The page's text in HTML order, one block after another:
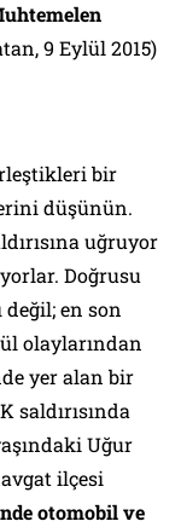
, 9 Eylül 2015)
bir
düşünün.
uğruyor
Doğrusu
en son
olaylarından
yer alan bir
saldırısında
Uğur
ilçesi
otomobil ve